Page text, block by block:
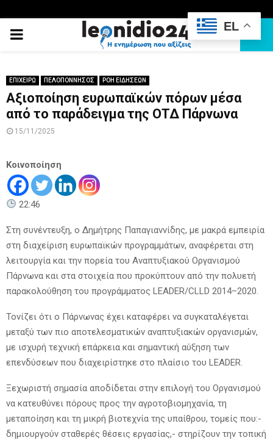
PRIMARY
ΕΠΙΧΕΙΡΩ ΠΕΛΟΠΟΝΝΗΣΟΣ ΡΟΗ ΕΙΔΗΣΕΩΝ
Αξιοποίηση ευρωπαϊκών πόρων μέσα
από το παράδειγμα της ΟΤΔ Πάρνωνα
15/11/2025
Κοινοποίηση
22:46
Στη συνέντευξη, ο Δημήτρης Παπαγιαννίδης, με μακρά εμπειρία
στη διαχείριση ευρωπαϊκών προγραμμάτων, αναφέρεται στη
λειτουργία και την πορεία του Αναπτυξιακού Οργανισμού
Πάρνωνα και στα στοιχεία που προκύπτουν από την πολυετή
παρακολούθηση του προγράμματος LEADER/CLLD 2014–2020.
Τονίζει ότι ο Πάρνωνας έχει καταφέρει να συγκαταλέγεται
μεταξύ των πιο αποτελεσματικών αναπτυξιακών οργανισμών,
με ισχυρή τεχνική επάρκεια και σημαντική αύξηση των
επενδύσεων που διαχειρίστηκε στο πλαίσιο του LEADER.
Ξεχωριστή σημασία αποδίδεται στην επιλογή του Οργανισμού
να κατευθύνει πόρους προς την αγροτοβιομηχανία, τη
μεταποίηση και τη μικρή βιοτεχνία της υπαίθρου, τομείς που:-
δημιουργούν σταθερές θέσεις εργασίας,- στηρίζουν την τοπική
EL